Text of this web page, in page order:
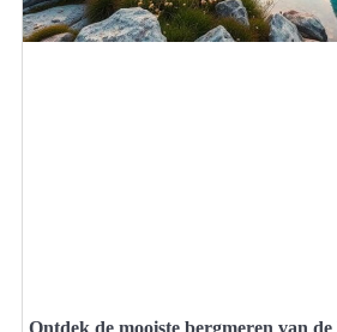
Ontdek de mooiste bergmeren van